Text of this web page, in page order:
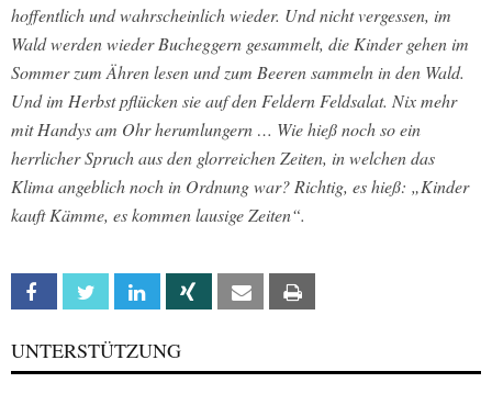
hoffentlich und wahrscheinlich wieder. Und nicht vergessen, im
Wald werden wieder Bucheggern gesammelt, die Kinder gehen im
Sommer zum Ähren lesen und zum Beeren sammeln in den Wald.
Und im Herbst pflücken sie auf den Feldern Feldsalat. Nix mehr
mit Handys am Ohr herumlungern … Wie hieß noch so ein
herrlicher Spruch aus den glorreichen Zeiten, in welchen das
Klima angeblich noch in Ordnung war? Richtig, es hieß: „Kinder
kauft Kämme, es kommen lausige Zeiten“.
Facebook Twitter Linkedin Xing Email
UNTERSTÜTZUNG